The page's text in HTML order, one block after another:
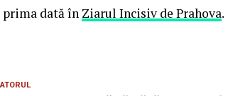
prima dată în Ziarul Incisiv de Prahova.